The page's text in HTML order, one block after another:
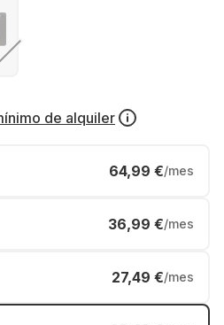
de alquiler
64,99 €/mes
36,99 €/mes
27,49 €/mes